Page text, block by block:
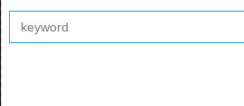
Search
for: